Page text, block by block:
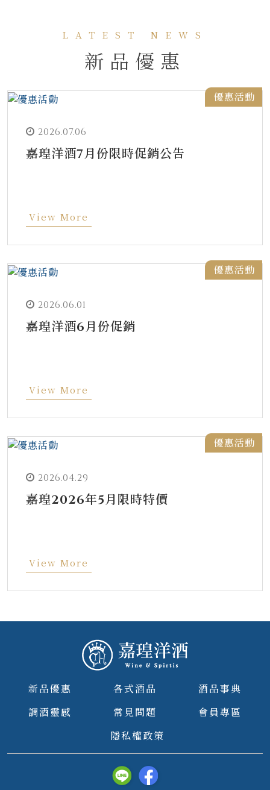
LATEST NEWS
新品優惠
優惠活動
2026.07.06
嘉瑝洋酒7月份限時促銷公告
View More
優惠活動
2026.06.01
嘉瑝洋酒6月份促銷
View More
優惠活動
2026.04.29
嘉瑝2026年5月限時特價
View More
新品優惠 各式酒品
酒品事典
調酒靈感
常見問題
會員專區
隱私權政策